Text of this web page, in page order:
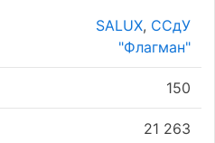
SALUX, ССдУ
"Флагман"
150
21 263